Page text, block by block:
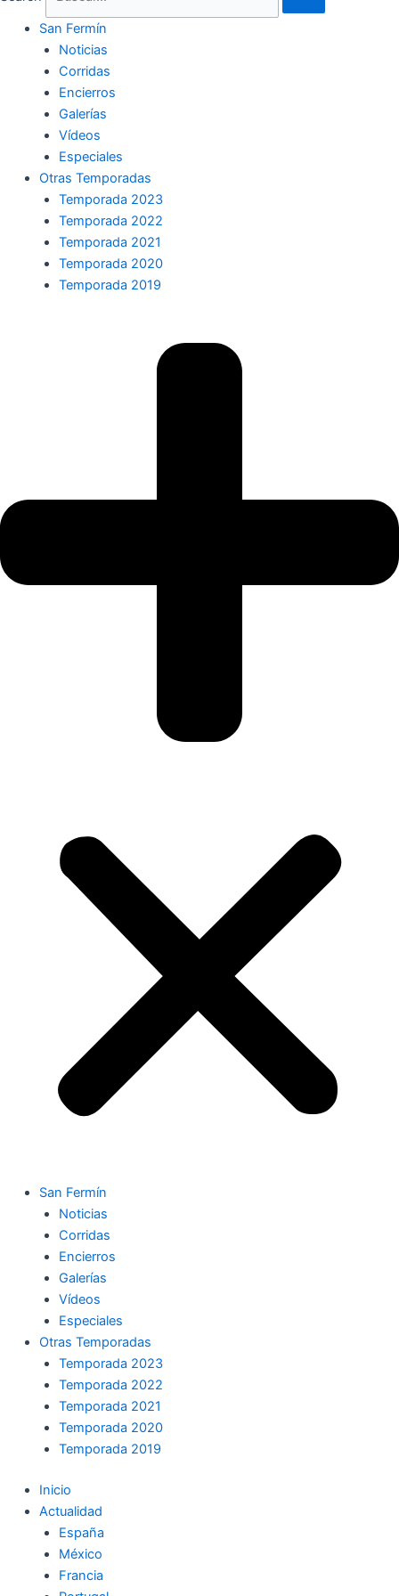
San Fermín
Noticias
Corridas
Encierros
Galerías
Vídeos
Especiales
Otras Temporadas
Temporada 2023
Temporada 2022
Temporada 2021
Temporada 2020
Temporada 2019
San Fermín
Noticias
Corridas
Encierros
Galerías
Vídeos
Especiales
Otras Temporadas
Temporada 2023
Temporada 2022
Temporada 2021
Temporada 2020
Temporada 2019
Inicio
Actualidad
España
México
Francia